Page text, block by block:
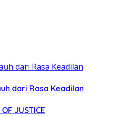
dari Rasa Keadilan
JUSTICE